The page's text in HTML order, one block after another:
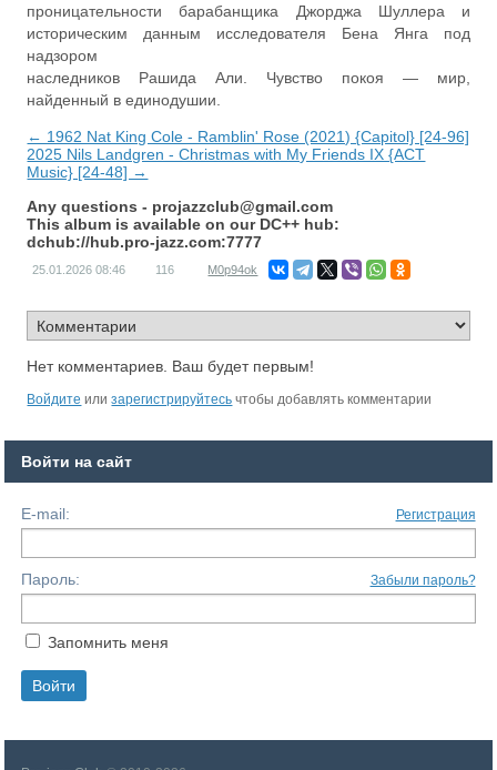
проницательности барабанщика Джорджа Шуллера и
историческим данным исследователя Бена Янга под
надзором
наследников Рашида Али. Чувство покоя — мир,
найденный в единодушии.
← 1962 Nat King Cole - Ramblin' Rose (2021) {Capitol} [24-96]
2025 Nils Landgren - Christmas with My Friends IX {ACT
Music} [24-48] →
Any questions - projazzclub@gmail.com
This album is available on our DC++ hub:
dchub://hub.pro-jazz.com:7777
25.01.2026 08:46 116 M0p94ok
Нет комментариев. Ваш будет первым!
Войдите илизарегистрируйтесь чтобы добавлять комментарии
Войти на сайт
E-mail: Регистрация
Пароль: Забыли пароль?
Запомнить меня